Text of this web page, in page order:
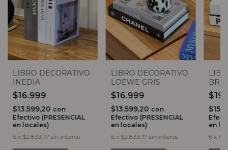
LIBRO DECORATIVO
INEDIA
$16.999
$13.599,20 con
Efectivo (PRESENCIAL
en locales)
6 x $2.833,17 sin interés
LIBRO DECORATIVO
LOEWE GRIS
$16.999
$13.599,20 con
Efectivo (PRESENCIAL
en locales)
6 x $2.833,17 sin interés
en
6 x